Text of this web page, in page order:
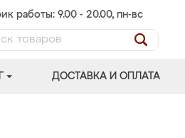
работы: 9.00 - 20.00, пн-вс
ДОСТАВКА И ОПЛАТА